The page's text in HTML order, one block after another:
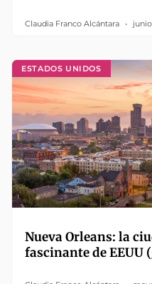
Claudia Franco Alcántara
ESTADOS UNIDOS
Nueva Orleans: la
fascinante de EEUU